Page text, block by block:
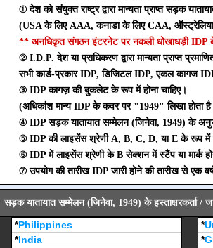
① देश को संयुक्त राष्ट्र द्वारा मान्यता प्राप्त सड़क
(USA के लिए AAA, कनाडा के लिए CAA,
** अनधिकृत संगठन इंटरनेट पर नकली धोखाधड़ी IDP
② I.D.P. देश या प्राधिकरण द्वारा मान्यता प्राप्त
सभी कार्ड-प्रकार IDP, डिजिटल IDP, एकल कागज
③ IDP कागज़ की बुकलेट के रूप में होना चाहिए।
(अधिकांश मान्य IDP के कवर पर "1949" लिखा होता
④ IDP सड़क यातायात सम्मेलन (जिनेवा, 1949) के
⑤ IDP की लाइसेंस श्रेणी A, B, C, D, या E के रूप में
⑥ IDP में लाइसेंस श्रेणी के B सेक्शन में स्टैंप या मार्क
⑦ उपयोग की तारीख IDP जारी होने की तारीख से एक
सड़क यातायात सम्मेलन (जिनेवा, 1949) के हस्ताक्षरकर्ता /
*Philippines
*India
*
*